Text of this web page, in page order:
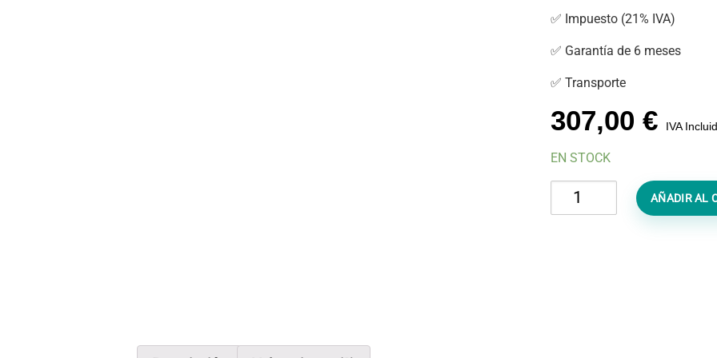
✅ Impuesto (21% IVA)
✅ Garantía de 6 meses
✅ Transporte
307,00 € IVA
EN STOCK
Reparar
iPhone
AÑADIR AL